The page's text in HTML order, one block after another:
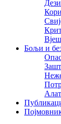
Бољи и